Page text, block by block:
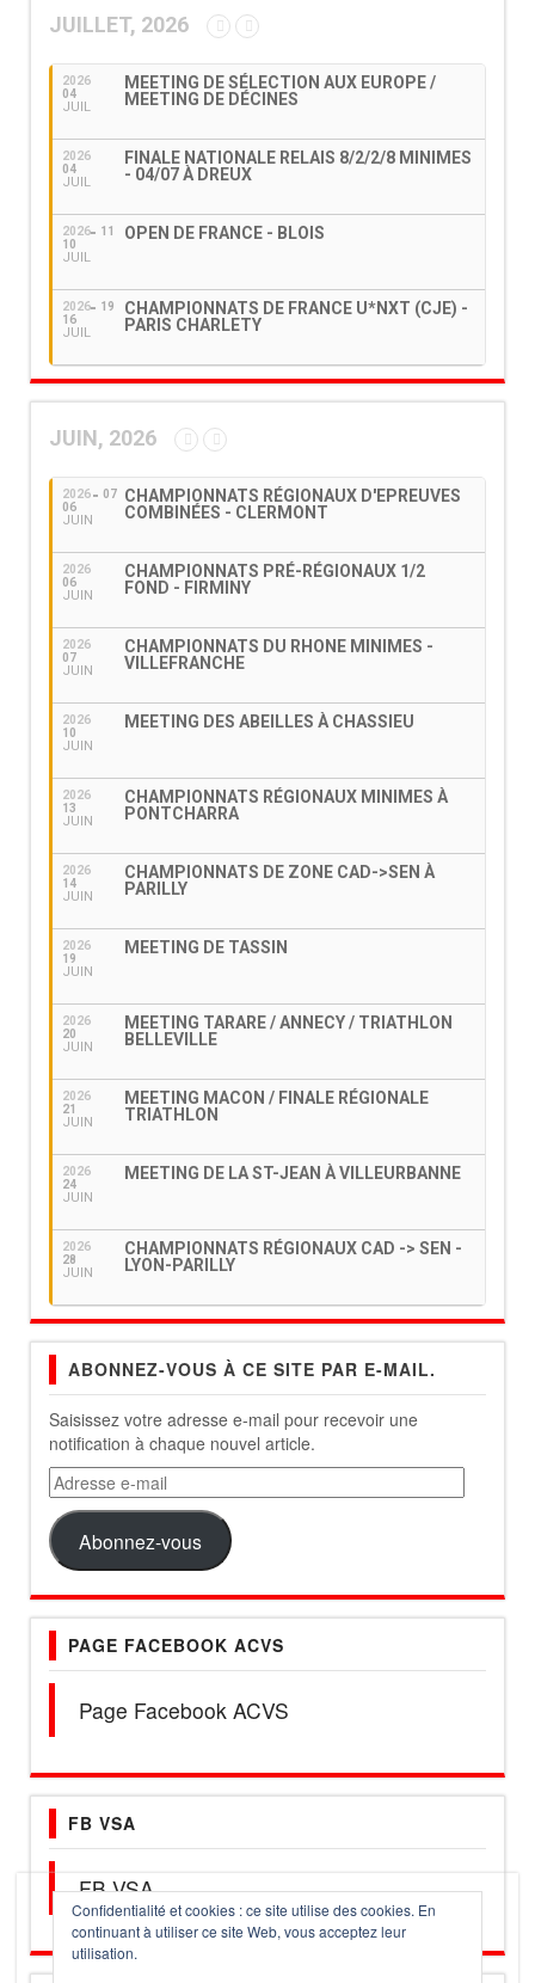
Confidentialité et cookies : ce site utilise des cookies. En
continuant à utiliser ce site Web, vous acceptez leur
utilisation.
JUILLET, 2026
2026
04
JUIL
MEETING DE SÉLECTION AUX EUROPE /
MEETING DE DÉCINES
2026
04
JUIL
FINALE NATIONALE RELAIS 8/2/2/8 MINIMES
- 04/07 À DREUX
2026
10
JUIL
11 OPEN DE FRANCE - BLOIS
2026
16
JUIL
19
CHAMPIONNATS DE FRANCE U*NXT (CJE) -
PARIS CHARLETY
JUIN, 2026
2026
06
JUIN
07
CHAMPIONNATS RÉGIONAUX D'EPREUVES
COMBINÉES - CLERMONT
2026
06
JUIN
CHAMPIONNATS PRÉ-RÉGIONAUX 1/2
FOND - FIRMINY
2026
07
JUIN
CHAMPIONNATS DU RHONE MINIMES -
VILLEFRANCHE
2026
10
JUIN
MEETING DES ABEILLES À CHASSIEU
2026
13
JUIN
CHAMPIONNATS RÉGIONAUX MINIMES À
PONTCHARRA
2026
14
JUIN
CHAMPIONNATS DE ZONE CAD->SEN À
PARILLY
2026
19
JUIN
MEETING DE TASSIN
2026
20
JUIN
MEETING TARARE / ANNECY / TRIATHLON
BELLEVILLE
2026
21
JUIN
MEETING MACON / FINALE RÉGIONALE
TRIATHLON
2026
24
JUIN
MEETING DE LA ST-JEAN À VILLEURBANNE
2026
28
JUIN
CHAMPIONNATS RÉGIONAUX CAD -> SEN -
LYON-PARILLY
ABONNEZ-VOUS À CE SITE PAR E-MAIL.
Saisissez votre adresse e-mail pour recevoir une
notification à chaque nouvel article.
Adresse
e-
mail
Abonnez-vous
PAGE FACEBOOK ACVS
Page Facebook ACVS
FB VSA
FB VSA